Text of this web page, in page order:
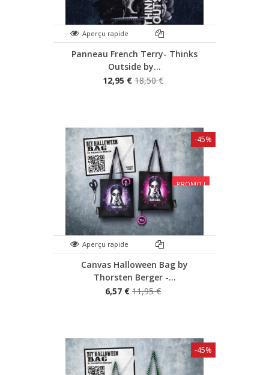
Aperçu rapide
Panneau French Terry- Thinks
Outside by...
12,95 € 18,50 €
PROMO !
Aperçu rapide
Canvas Halloween Bag by
Thorsten Berger -...
6,57 € 11,95 €
-45%
-45%